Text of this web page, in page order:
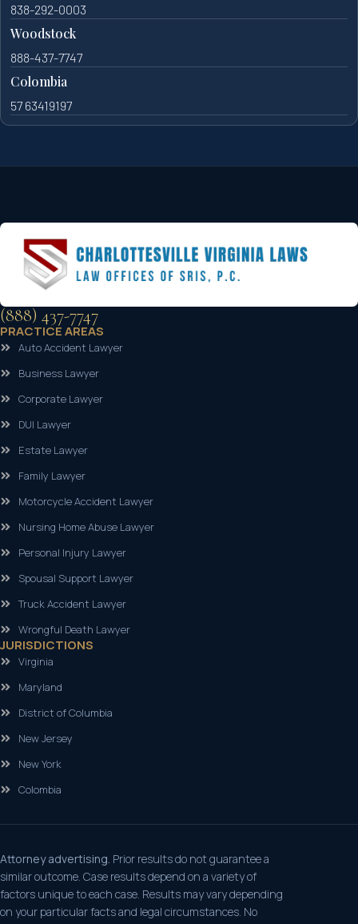
838-292-0003
Woodstock
888-437-7747
Colombia
57 63419197
(888) 437-7747
PRACTICE AREAS
Auto Accident Lawyer
Business Lawyer
Corporate Lawyer
DUI Lawyer
Estate Lawyer
Family Lawyer
Motorcycle Accident Lawyer
Nursing Home Abuse Lawyer
Personal Injury Lawyer
Spousal Support Lawyer
Truck Accident Lawyer
Wrongful Death Lawyer
JURISDICTIONS
Virginia
Maryland
District of Columbia
New Jersey
New York
Colombia
Attorney advertising. Prior results do not guarantee a
similar outcome. Case results depend on a variety of
factors unique to each case. Results may vary depending
on your particular facts and legal circumstances. No